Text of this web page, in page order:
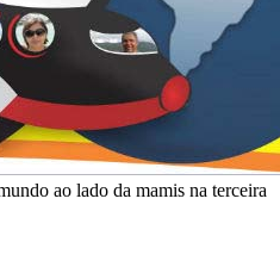
ao lado da mamis na terceira